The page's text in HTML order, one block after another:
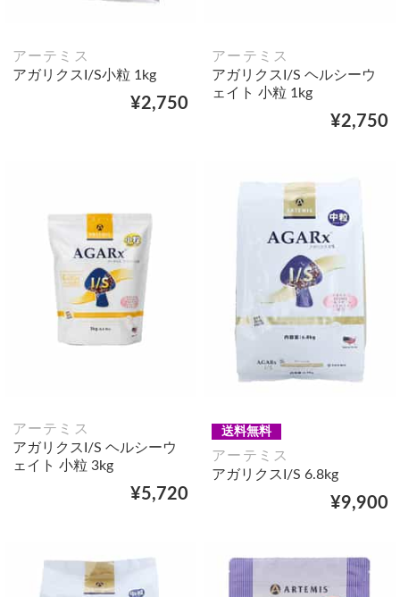
アーテミス
アガリクスI/S小粒 1kg
¥2,750
アーテミス
アガリクスI/S ヘルシーウ
ェイト 小粒 1kg
¥2,750
アーテミス
アガリクスI/S ヘルシーウ
ェイト 小粒 3kg
¥5,720
送料無料
アーテミス
アガリクスI/S 6.8kg
¥9,900